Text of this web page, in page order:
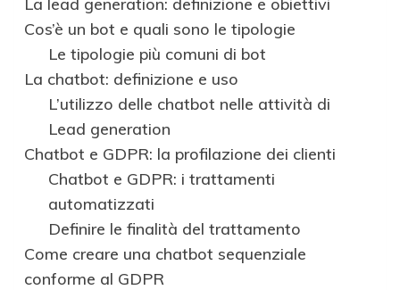
Cos’è un bot e quali sono le tipologie
Le tipologie più comuni di bot
La chatbot: definizione e uso
L’utilizzo delle chatbot nelle attività di
Lead generation
Chatbot e GDPR: la profilazione dei clienti
Chatbot e GDPR: i trattamenti
automatizzati
Definire le finalità del trattamento
Come creare una chatbot sequenziale
conforme al GDPR